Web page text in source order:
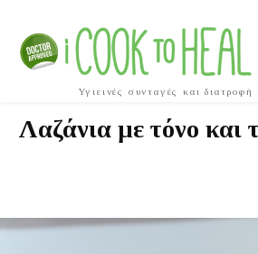
Υγιεινές συνταγές και διατροφή
Λαζάνια με τόνο και